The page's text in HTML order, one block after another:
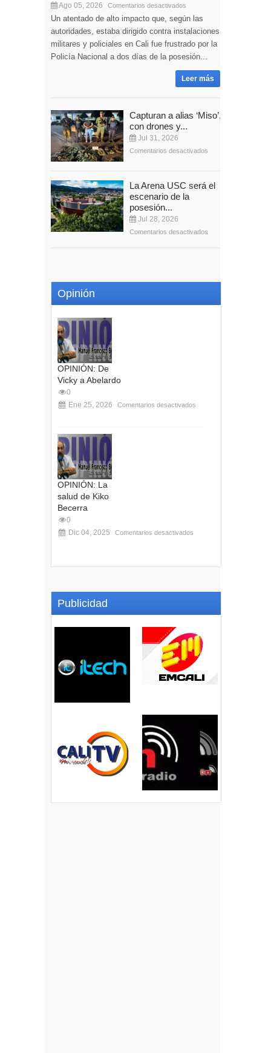
Ago 05, 2026 Comentarios desactivados
Un atentado de alto impacto que, según las
autoridades, estaba dirigido contra instalaciones
militares y policiales en Cali fue frustrado por la
Policía Nacional a dos días de la posesión...
Leer más
Capturan a alias ‘Miso’,
con drones y...
Jul 31, 2026
Comentarios desactivados
La Arena USC será el
escenario de la
posesión...
Jul 28, 2026
Comentarios desactivados
Opinión
OPINIÓN: De
Vicky a Abelardo
0
Ene 25, 2026
Comentarios desactivados
OPINIÓN: La
salud de Kiko
Becerra
0
Dic 04, 2025
Comentarios desactivados
Publicidad